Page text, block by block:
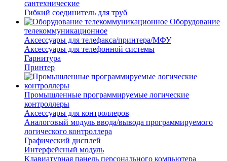
сантехнические
Гибкий соединитель для труб
Оборудование
телекоммуникационное
Аксессуары для телефакса/принтера/МФУ
Аксессуары для телефонной системы
Гарнитура
Принтер
Промышленные программируемые логические
контроллеры
Аксессуары для контроллеров
Аналоговый модуль ввода/вывода программируемого
логического контроллера
Графический дисплей
Интерфейсный модуль
Клавиатурная панель персонального компьютера